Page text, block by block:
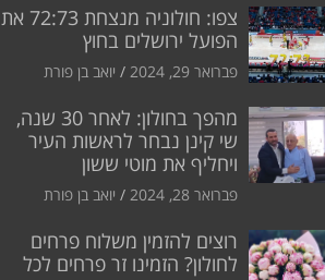
צפו: חולוניה מנצחת 72:73 את
הפועל ירושלים בחוץ
פברואר 29, 2024 יואב בן פורת
מהפך בחולון: לאחר 30 שנה,
שי קינן נבחר לראשות העיר
ויחליף את מוטי ששון
פברואר 28, 2024 יואב בן פורת
רוצים להזמין משלוח פרחים
לחולון? הזמינו זר פרחים לכל